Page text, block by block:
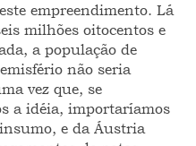
empreendimento. Lá
milhões oitocentos e
a população de
não seria
vez que, se
a idéia, importaríamos
e da Áustria